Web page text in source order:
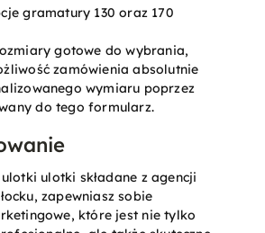
gramatury 130 oraz 170
gotowe do wybrania,
zamówienia absolutnie
wymiaru poprzez
do tego formularz.
ulotki składane z agencji
zapewniasz sobie
które jest nie tylko